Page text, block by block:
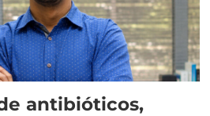
antibióticos,